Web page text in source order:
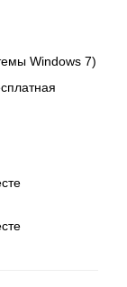
Windows 7)